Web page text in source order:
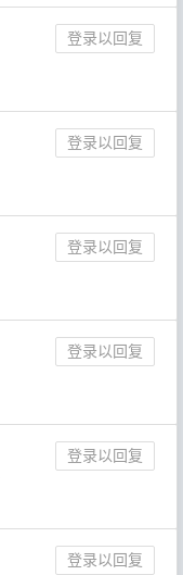
登录以回复
登录以回复
登录以回复
登录以回复
登录以回复
登录以回复